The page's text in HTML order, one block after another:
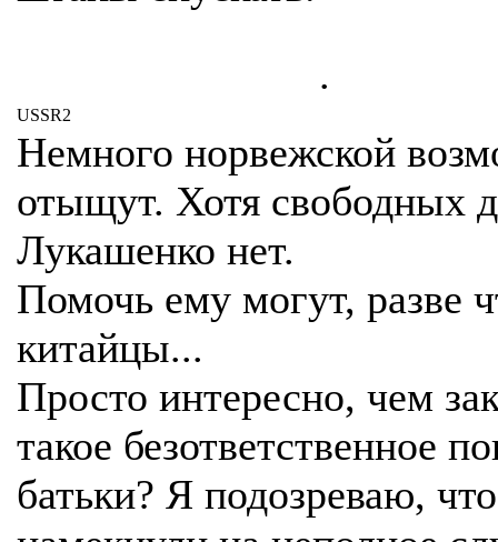
.
USSR2
Немного норвежской
отыщут. Хотя свободных
Лукашенко нет.
Помочь ему могут, разве
китайцы...
Просто интересно, чем
такое безответственное
батьки? Я подозреваю,